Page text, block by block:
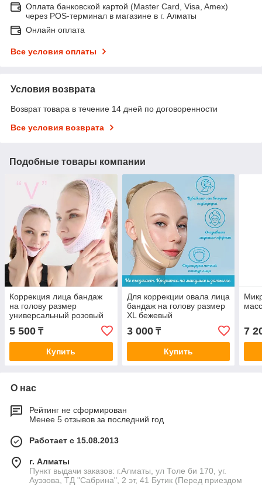
Оплата банковской картой (Master Card, Visa, Amex)
через POS-терминал в магазине в г. Алматы
Онлайн оплата
Все условия оплаты
Условия возврата
Возврат товара в течение 14 дней по договоренности
Все условия возврата
Подобные товары компании
Коррекция лица бандаж
на голову размер
универсальный розовый
5 500 ₸
Купить
Для коррекции овала лица
бандаж на голову размер
XL бежевый
3 000₸
Купить
7
О нас
Рейтинг не сформирован
Менее 5 отзывов за последний год
Работает с 15.08.2013
г. Алматы
Пункт выдачи заказов: г.Алматы, ул Толе би 170, уг.
Ауэзова, ТД "Сабрина", 2 эт, 41 Бутик (Перед приездом